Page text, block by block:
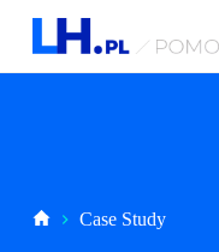
P
StronaCase Study